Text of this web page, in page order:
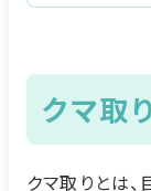
クマ取
クマ取りとは、